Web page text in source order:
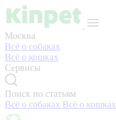
Москва
Всё о собаках
Всё о кошках
Сервисы
Поиск по статьям
Всё о собаках Всё о кошках